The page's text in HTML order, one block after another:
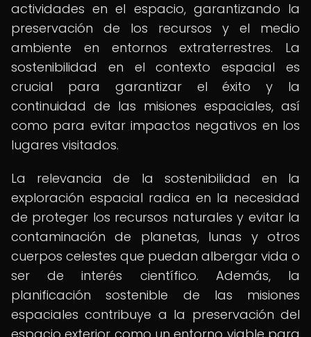
actividades en el espacio, garantizando la
preservación de los recursos y el medio
ambiente en entornos extraterrestres. La
sostenibilidad en el contexto espacial es
crucial para garantizar el éxito y la
continuidad de las misiones espaciales, así
como para evitar impactos negativos en los
lugares visitados.
La relevancia de la sostenibilidad en la
exploración espacial radica en la necesidad
de proteger los recursos naturales y evitar la
contaminación de planetas, lunas y otros
cuerpos celestes que puedan albergar vida o
ser de interés científico. Además, la
planificación sostenible de las misiones
espaciales contribuye a la preservación del